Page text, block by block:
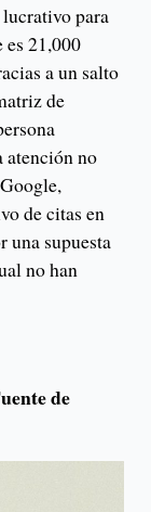
para
21,000
a un salto
de
atención no
de citas en
una supuesta
no han
de